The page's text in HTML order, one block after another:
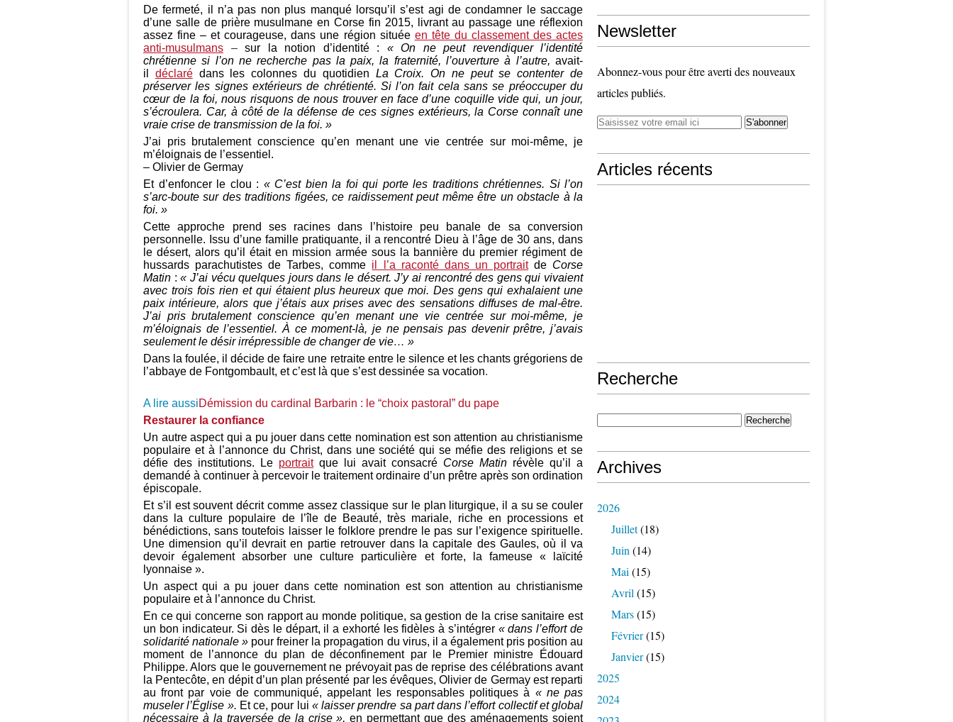
De fermeté, il n’a pas non plus manqué lorsqu’il s’est agi de condamner le saccage
d’une salle de prière musulmane en Corse fin 2015, livrant au passage une réflexion
assez fine – et courageuse, dans une région située en tête du classement des actes
anti-musulmans – sur la notion d’identité : « On ne peut revendiquer l’identité
chrétienne si l’on ne recherche pas la paix, la fraternité, l’ouverture à l’autre, avait-
il déclaré dans les colonnes du quotidien La Croix. On ne peut se contenter de
préserver les signes extérieurs de chrétienté. Si l’on fait cela sans se préoccuper du
cœur de la foi, nous risquons de nous trouver en face d’une coquille vide qui, un jour,
s’écroulera. Car, à côté de la défense de ces signes extérieurs, la Corse connaît une
vraie crise de transmission de la foi. »
J’ai pris brutalement conscience qu’en menant une vie centrée sur moi-même, je
m’éloignais de l’essentiel.
– Olivier de Germay
Et d’enfoncer le clou : « C’est bien la foi qui porte les traditions chrétiennes. Si l’on
s’arc-boute sur des traditions figées, ce raidissement peut même être un obstacle à la
foi. »
Cette approche prend ses racines dans l’histoire peu banale de sa conversion
personnelle. Issu d’une famille pratiquante, il a rencontré Dieu à l’âge de 30 ans, dans
le désert, alors qu’il était en mission armée sous la bannière du premier régiment de
hussards parachutistes de Tarbes, comme il l’a raconté dans un portrait de Corse
Matin :« J’ai vécu quelques jours dans le désert. J’y ai rencontré des gens qui vivaient
avec trois fois rien et qui étaient plus heureux que moi. Des gens qui exhalaient une
paix intérieure, alors que j’étais aux prises avec des sensations diffuses de mal-être.
J’ai pris brutalement conscience qu’en menant une vie centrée sur moi-même, je
m’éloignais de l’essentiel. À ce moment-là, je ne pensais pas devenir prêtre, j’avais
seulement le désir irrépressible de changer de vie… »
Dans la foulée, il décide de faire une retraite entre le silence et les chants grégoriens de
l’abbaye de Fontgombault, et c’est là que s’est dessinée sa vocation.
A lire aussiDémission du cardinal Barbarin : le “choix pastoral” du pape
Restaurer la confiance
Un autre aspect qui a pu jouer dans cette nomination est son attention au christianisme
populaire et à l’annonce du Christ, dans une société qui se méfie des religions et se
défie des institutions. Le portrait que lui avait consacré Corse Matin révèle qu’il a
demandé à continuer à percevoir le traitement ordinaire d’un prêtre après son ordination
épiscopale.
Et s’il est souvent décrit comme assez classique sur le plan liturgique, il a su se couler
dans la culture populaire de l’île de Beauté, très mariale, riche en processions et
bénédictions, sans toutefois laisser le folklore prendre le pas sur l’exigence spirituelle.
Une dimension qu’il devrait en partie retrouver dans la capitale des Gaules, où il va
devoir également absorber une culture particulière et forte, la fameuse « laïcité
lyonnaise ».
Un aspect qui a pu jouer dans cette nomination est son attention au christianisme
populaire et à l’annonce du Christ.
En ce qui concerne son rapport au monde politique, sa gestion de la crise sanitaire est
un bon indicateur. Si dès le départ, il a exhorté les fidèles à s’intégrer « dans l’effort de
solidarité nationale » pour freiner la propagation du virus, il a également pris position au
moment de l’annonce du plan de déconfinement par le Premier ministre Édouard
Philippe. Alors que le gouvernement ne prévoyait pas de reprise des célébrations avant
la Pentecôte, en dépit d’un plan présenté par les évêques, Olivier de Germay est reparti
au front par voie de communiqué, appelant les responsables politiques à « ne pas
museler l’Église ». Et ce, pour lui « laisser prendre sa part dans l’effort collectif et global
nécessaire à la traversée de la crise », en permettant que des aménagements soient
Newsletter
Abonnez-vous pour être averti des nouveaux
articles publiés.
Articles récents
Recherche
Archives
2026
Juillet(18)
Juin (14)
Mai (15)
Avril (15)
Mars(15)
Février(15)
Janvier(15)
2025
2024